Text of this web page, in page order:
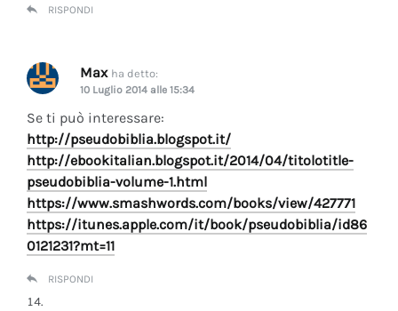
RISPONDI
Max ha detto:
10 Luglio 2014 alle 15:34
Se ti può interessare:
http://pseudobiblia.blogspot.it/
http://ebookitalian.blogspot.it/2014/04/titolotitle-
pseudobiblia-volume-1.html
https://www.smashwords.com/books/view/427771
https://itunes.apple.com/it/book/pseudobiblia/id86
0121231?mt=11
RISPONDI